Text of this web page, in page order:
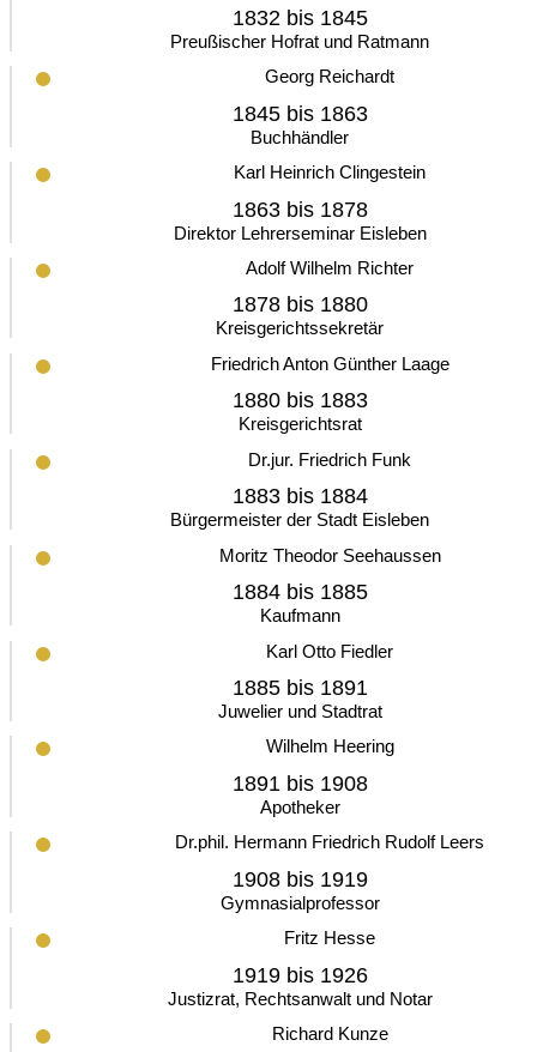
1832 bis 1845
Preußischer Hofrat und Ratmann
Georg Reichardt
1845 bis 1863
Buchhändler
Karl Heinrich Clingestein
1863 bis 1878
Direktor Lehrerseminar Eisleben
Adolf Wilhelm Richter
1878 bis 1880
Kreisgerichtssekretär
Friedrich Anton Günther Laage
1880 bis 1883
Kreisgerichtsrat
Dr.jur. Friedrich Funk
1883 bis 1884
Bürgermeister der Stadt Eisleben
Moritz Theodor Seehaussen
1884 bis 1885
Kaufmann
Karl Otto Fiedler
1885 bis 1891
Juwelier und Stadtrat
Wilhelm Heering
1891 bis 1908
Apotheker
Dr.phil. Hermann Friedrich Rudolf Leers
1908 bis 1919
Gymnasialprofessor
Fritz Hesse
1919 bis 1926
Justizrat, Rechtsanwalt und Notar
Richard Kunze